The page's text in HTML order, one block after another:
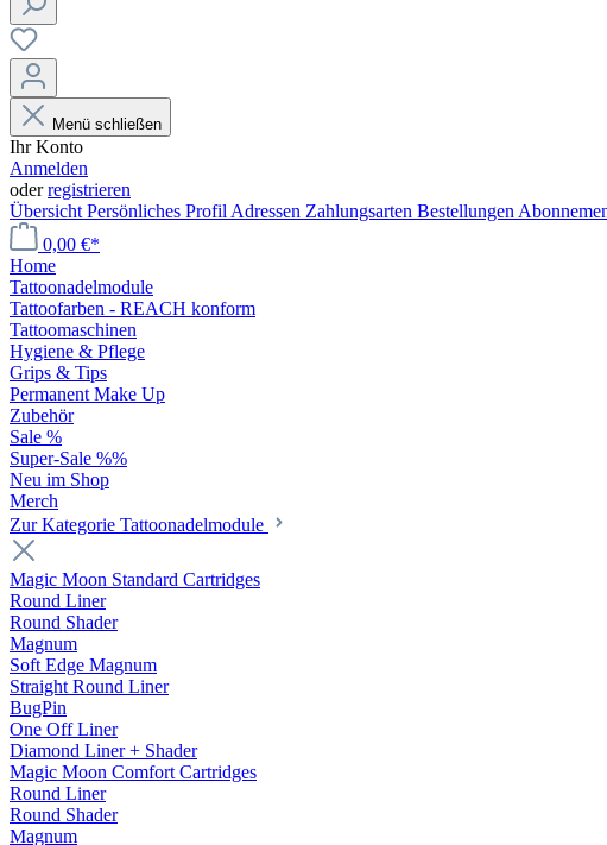
Menü schließen
Ihr Konto
Anmelden
oderregistrieren
Übersicht Persönliches Profil Adressen Zahlungsarten Bestellungen
0,00 €*
Home
Tattoonadelmodule
Tattoofarben - REACH konform
Tattoomaschinen
Hygiene & Pflege
Grips & Tips
Permanent Make Up
Zubehör
Sale %
Super-Sale %%
Neu im Shop
Merch
Zur Kategorie Tattoonadelmodule
Magic Moon Standard Cartridges
Round Liner
Round Shader
Magnum
Soft Edge Magnum
Straight Round Liner
BugPin
One Off Liner
Diamond Liner + Shader
Magic Moon Comfort Cartridges
Round Liner
Round Shader
Magnum